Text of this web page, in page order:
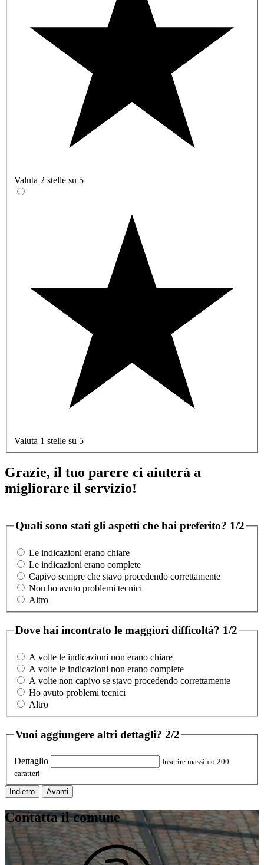
Valuta 2 stelle su 5
Valuta 1 stelle su 5
Grazie, il tuo parere ci aiuterà a
migliorare il servizio!
Quali sono stati gli aspetti che hai preferito? 1/2
Le indicazioni erano chiare
Le indicazioni erano complete
Capivo sempre che stavo procedendo correttamente
Non ho avuto problemi tecnici
Altro
Dove hai incontrato le maggiori difficoltà? 1/2
A volte le indicazioni non erano chiare
A volte le indicazioni non erano complete
A volte non capivo se stavo procedendo correttamente
Ho avuto problemi tecnici
Altro
Vuoi aggiungere altri dettagli? 2/2
Dettaglio
Inserire massimo 200
caratteri
Indietro Avanti
Contatta il comune